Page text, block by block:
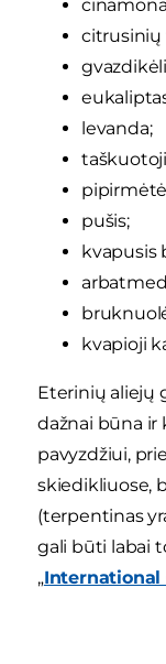
citrusinių
levanda;
pušis;
kvapusis
kvapioji
Eterinių aliejų
dažnai būna
pavyzdžiui,
skiedikliuose,
(terpentinas
gali būti labai
„International